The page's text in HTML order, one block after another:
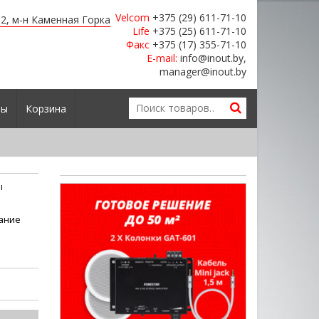
м-н Каменная Горка Velcom +375 (29) 611-71-10
Life +375 (25) 611-71-10
Факс +375 (17) 355-71-10
E-mail: info@inout.by,
manager@inout.by
Корзина